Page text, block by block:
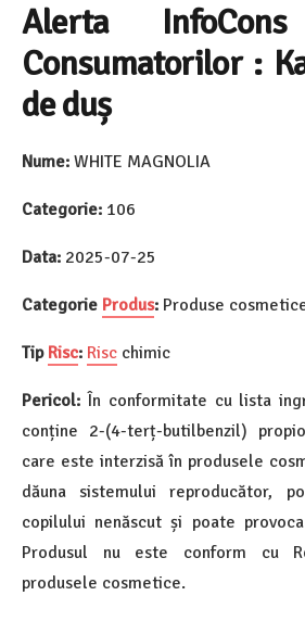
Alerta
Consumatorilor :
de duș
Nume: WHITE MAGNOLIA
Categorie: 106
Data: 2025-07-25
Categorie Produs: Produse
Tip Risc: Risc chimic
Pericol: În conformitate cu lista
conține 2-(4-terț-butilbenzil)
care este interzisă în produsele
dăuna sistemului reproducător,
copilului nenăscut și poate
Produsul nu este conform cu
produsele cosmetice.